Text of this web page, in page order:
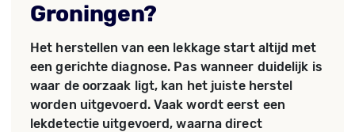
Groningen?
Het herstellen van een lekkage start altijd met
een gerichte diagnose. Pas wanneer duidelijk is
waar de oorzaak ligt, kan het juiste herstel
worden uitgevoerd. Vaak wordt eerst een
lekdetectie uitgevoerd, waarna direct